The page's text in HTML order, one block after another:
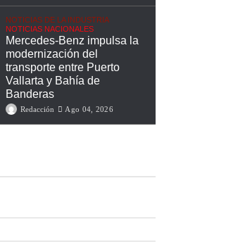
NOTICIAS DE LA INDUSTRIA
NOTICIAS NACIONALES
Mercedes-Benz impulsa la
modernización del
transporte entre Puerto
Vallarta y Bahía de
Banderas
Redacción Ago 04, 2026